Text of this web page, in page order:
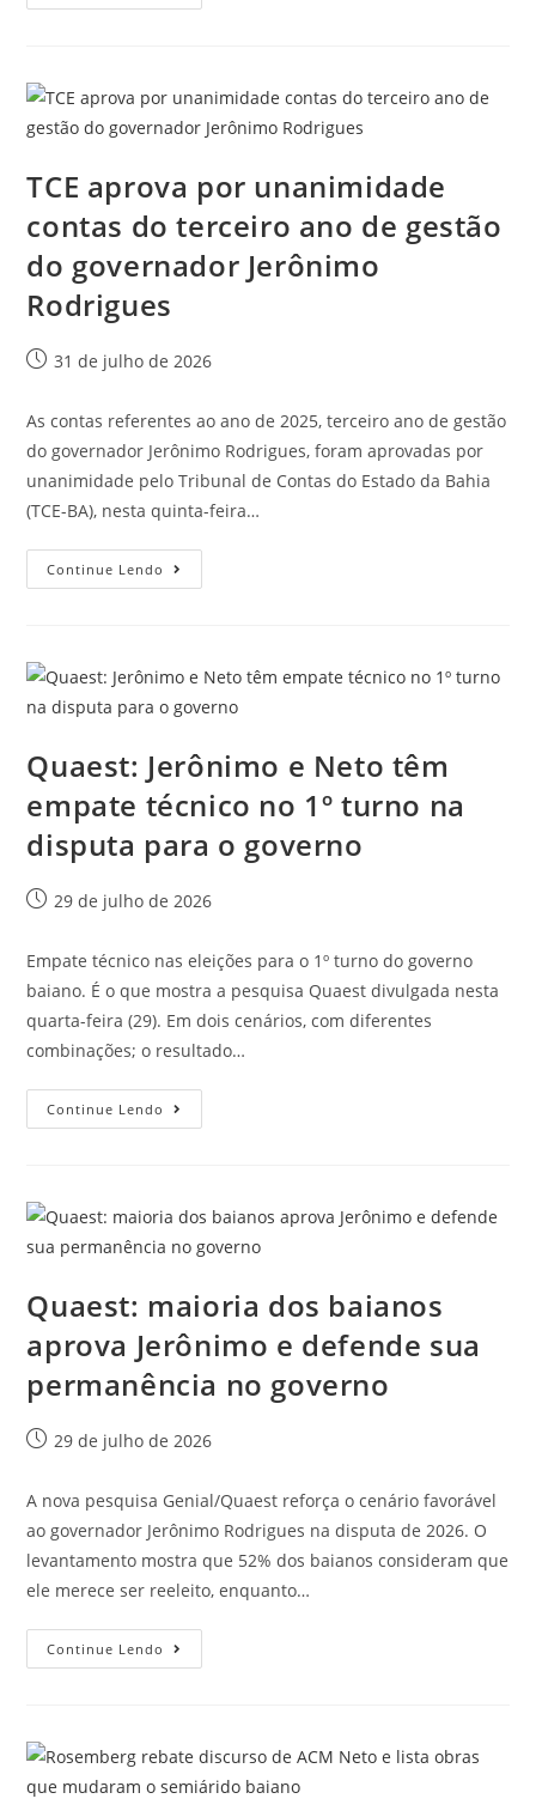
TCE aprova por unanimidade
contas do terceiro ano de gestão
do governador Jerônimo
Rodrigues
31 de julho de 2026
As contas referentes ao ano de 2025, terceiro ano de gestão
do governador Jerônimo Rodrigues, foram aprovadas por
unanimidade pelo Tribunal de Contas do Estado da Bahia
(TCE-BA), nesta quinta-feira…
Continue Lendo
Quaest: Jerônimo e Neto têm
empate técnico no 1º turno na
disputa para o governo
29 de julho de 2026
Empate técnico nas eleições para o 1º turno do governo
baiano. É o que mostra a pesquisa Quaest divulgada nesta
quarta-feira (29). Em dois cenários, com diferentes
combinações; o resultado…
Continue Lendo
Quaest: maioria dos baianos
aprova Jerônimo e defende sua
permanência no governo
29 de julho de 2026
A nova pesquisa Genial/Quaest reforça o cenário favorável
ao governador Jerônimo Rodrigues na disputa de 2026. O
levantamento mostra que 52% dos baianos consideram que
ele merece ser reeleito, enquanto…
Continue Lendo